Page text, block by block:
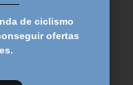
al carrito
de ciclismo
ofertas